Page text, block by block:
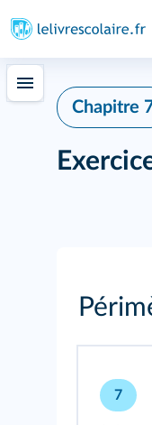
Chapitre
7